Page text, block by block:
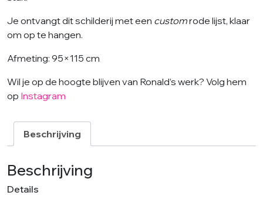
Je ontvangt dit schilderij met een customrode lijst, klaar
om op te hangen.
Afmeting: 95×115 cm
Wil je op de hoogte blijven van Ronald’s werk? Volg hem
op Instagram
Beschrijving
Beschrijving
Details